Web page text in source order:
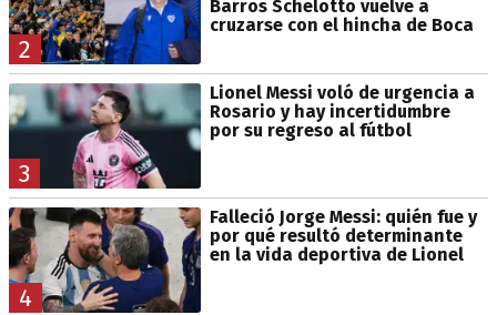
2
Barros Schelotto vuelve a
cruzarse con el hincha de Boca
3
Lionel Messi voló de urgencia a
Rosario y hay incertidumbre
por su regreso al fútbol
4
Falleció Jorge Messi: quién fue y
por qué resultó determinante
en la vida deportiva de Lionel